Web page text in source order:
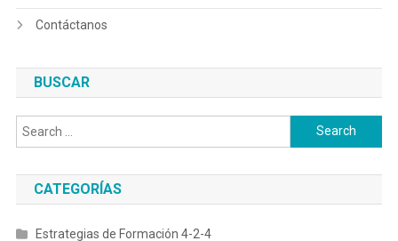
Contáctanos
BUSCAR
Search
for:
CATEGORÍAS
Estrategias de Formación 4-2-4